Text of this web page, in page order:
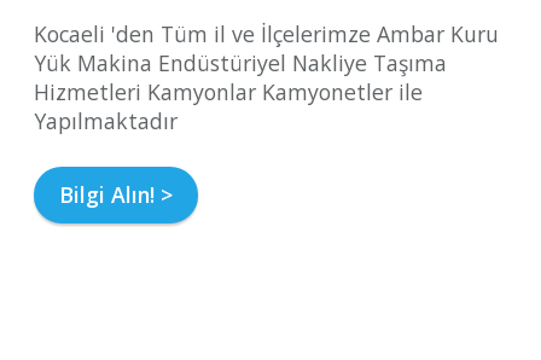
Kocaeli 'den Tüm il ve İlçelerimze Ambar Kuru
Yük Makina Endüstüriyel Nakliye Taşıma
Hizmetleri Kamyonlar Kamyonetler ile
Yapılmaktadır
Bilgi Alın! >